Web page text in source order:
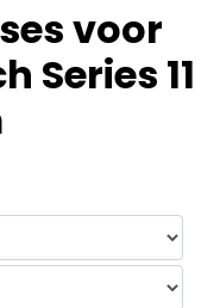
voor
Series 11